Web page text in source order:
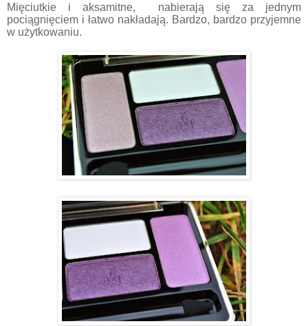
Mięciutkie i aksamitne, nabierają się za jednym
pociągnięciem i łatwo nakładają. Bardzo, bardzo przyjemne
w użytkowaniu.